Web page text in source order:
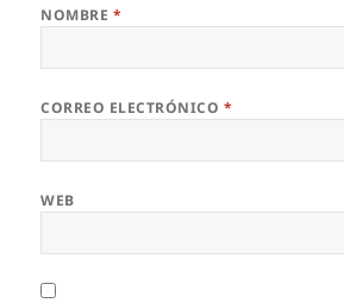
NOMBRE *
CORREO ELECTRÓNICO *
WEB